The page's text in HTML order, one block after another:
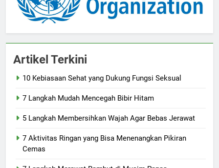
Artikel Terkini
10 Kebiasaan Sehat yang Dukung Fungsi Seksual
7 Langkah Mudah Mencegah Bibir Hitam
5 Langkah Membersihkan Wajah Agar Bebas Jerawat
7 Aktivitas Ringan yang Bisa Menenangkan Pikiran
Cemas